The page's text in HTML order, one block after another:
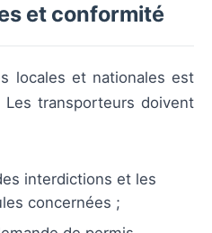
et conformité
locales et nationales est
transporteurs doivent
interdictions et les
concernées ;